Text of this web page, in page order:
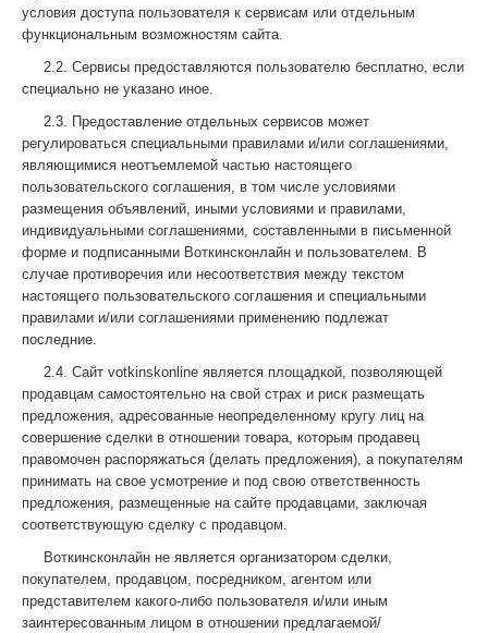
условия доступа пользователя к сервисам или отдельным
функциональным возможностям сайта.
2.2. Сервисы предоставляются пользователю бесплатно, если
специально не указано иное.
2.3. Предоставление отдельных сервисов может
регулироваться специальными правилами и/или соглашениями,
являющимися неотъемлемой частью настоящего
пользовательского соглашения, в том числе условиями
размещения объявлений, иными условиями и правилами,
индивидуальными соглашениями, составленными в письменной
форме и подписанными Воткинсконлайн и пользователем. В
случае противоречия или несоответствия между текстом
настоящего пользовательского соглашения и специальными
правилами и/или соглашениями применению подлежат
последние.
2.4. Сайт votkinskonline является площадкой, позволяющей
продавцам самостоятельно на свой страх и риск размещать
предложения, адресованные неопределенному кругу лиц на
совершение сделки в отношении товара, которым продавец
правомочен распоряжаться (делать предложения), а покупателям
принимать на свое усмотрение и под свою ответственность
предложения, размещенные на сайте продавцами, заключая
соответствующую сделку с продавцом.
Воткинсконлайн не является организатором сделки,
покупателем, продавцом, посредником, агентом или
представителем какого-либо пользователя и/или иным
заинтересованным лицом в отношении предлагаемой/